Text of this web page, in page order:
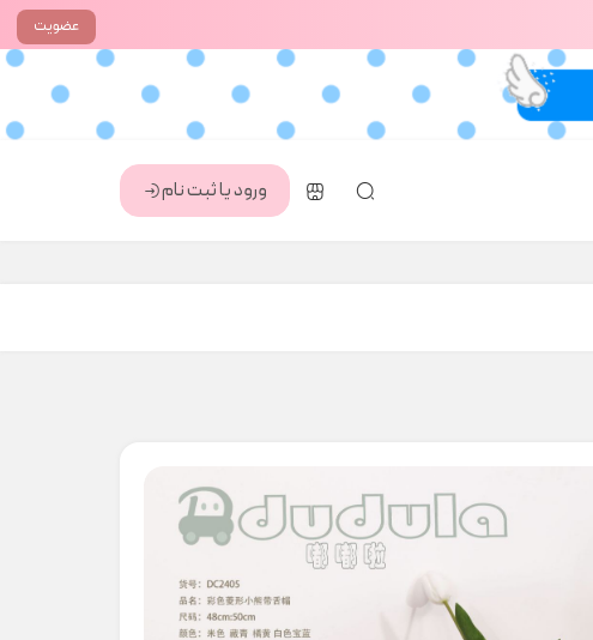
عضویت
ورود یا ثبت نام